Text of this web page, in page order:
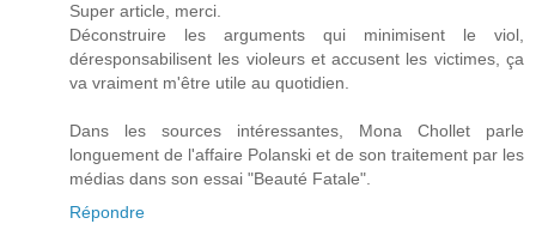
Super article, merci.
Déconstruire les arguments qui minimisent le viol,
déresponsabilisent les violeurs et accusent les victimes, ça
va vraiment m'être utile au quotidien.
Dans les sources intéressantes, Mona Chollet parle
longuement de l'affaire Polanski et de son traitement par les
médias dans son essai "Beauté Fatale".
Répondre